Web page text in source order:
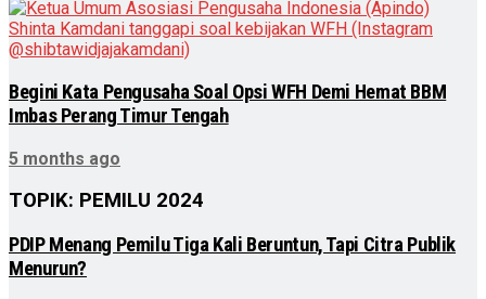
Begini Kata Pengusaha Soal Opsi WFH Demi Hemat BBM
Imbas Perang Timur Tengah
5 months ago
TOPIK: PEMILU 2024
PDIP Menang Pemilu Tiga Kali Beruntun, Tapi Citra Publik
Menurun?